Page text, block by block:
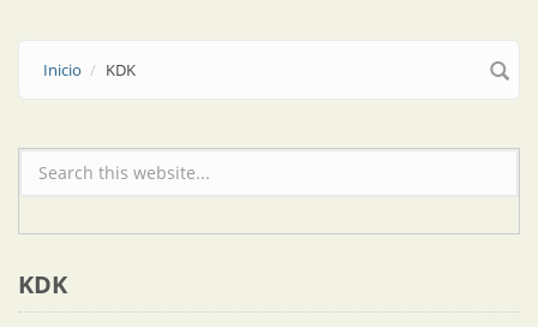
Inicio KDK
Formulario de búsqueda
KDK